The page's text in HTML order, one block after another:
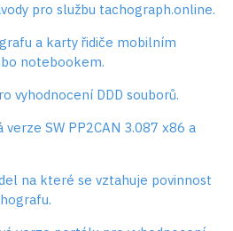
pro službu tachograph.online.
a karty řidiče mobilním
notebookem.
vyhodnocení DDD souborů.
verze SW PP2CAN 3.087 x86 a
na které se vztahuje povinnost